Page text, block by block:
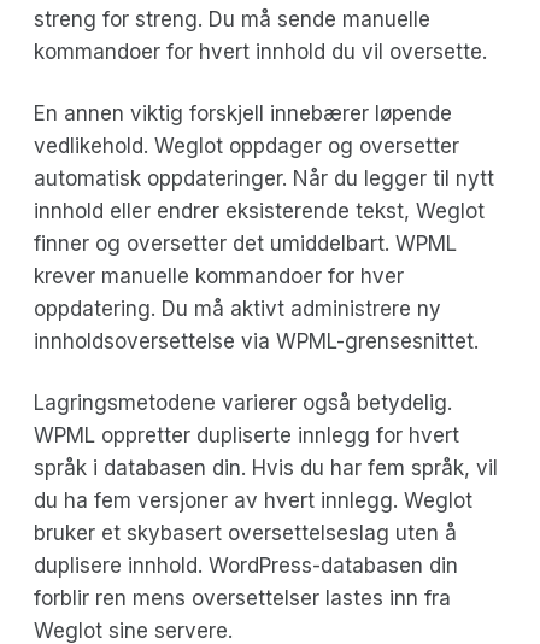
streng for streng. Du må sende manuelle
kommandoer for hvert innhold du vil oversette.
En annen viktig forskjell innebærer løpende
vedlikehold. Weglot oppdager og oversetter
automatisk oppdateringer. Når du legger til nytt
innhold eller endrer eksisterende tekst, Weglot
finner og oversetter det umiddelbart. WPML
krever manuelle kommandoer for hver
oppdatering. Du må aktivt administrere ny
innholdsoversettelse via WPML-grensesnittet.
Lagringsmetodene varierer også betydelig.
WPML oppretter dupliserte innlegg for hvert
språk i databasen din. Hvis du har fem språk, vil
du ha fem versjoner av hvert innlegg. Weglot
bruker et skybasert oversettelseslag uten å
duplisere innhold. WordPress-databasen din
forblir ren mens oversettelser lastes inn fra
Weglot sine servere.